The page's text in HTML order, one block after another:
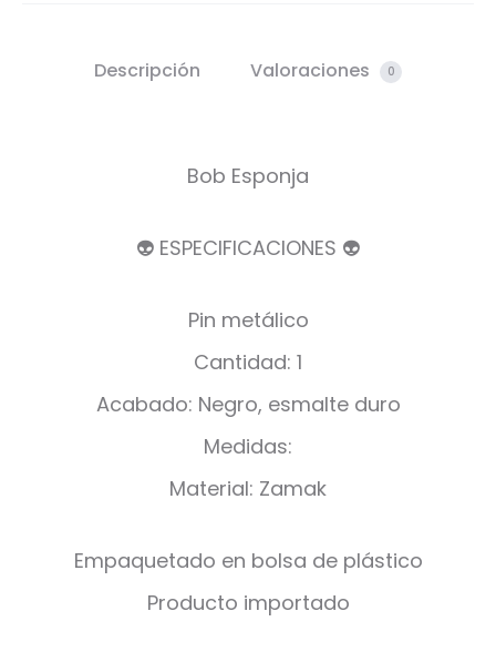
Descripción Valoraciones 0
Bob Esponja
👽 ESPECIFICACIONES 👽
Pin metálico
Cantidad: 1
Acabado: Negro, esmalte duro
Medidas:
Material: Zamak
Empaquetado en bolsa de plástico
Producto importado